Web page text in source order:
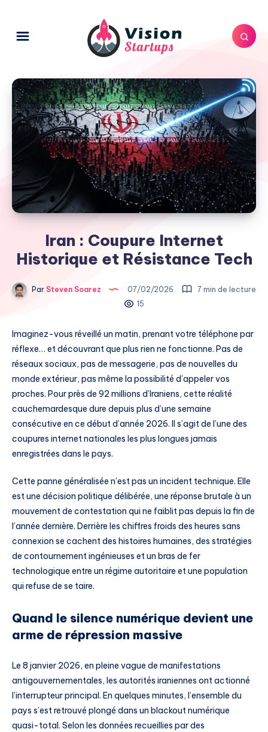
Iran : Coupure Internet
Historique et Résistance Tech
Par Steven Soarez 07/02/2026
7 min de lecture
15
Imaginez-vous réveillé un matin, prenant votre téléphone par
réflexe… et découvrant que plus rien ne fonctionne. Pas de
réseaux sociaux, pas de messagerie, pas de nouvelles du
monde extérieur, pas même la possibilité d’appeler vos
proches. Pour près de 92 millions d’Iraniens, cette réalité
cauchemardesque dure depuis plus d’une semaine
consécutive en ce début d’année 2026. Il s’agit de l’une des
coupures internet nationales les plus longues jamais
enregistrées dans le pays.
Cette panne généralisée n’est pas un incident technique. Elle
est une décision politique délibérée, une réponse brutale à un
mouvement de contestation qui ne faiblit pas depuis la fin de
l’année dernière. Derrière les chiffres froids des heures sans
connexion se cachent des histoires humaines, des stratégies
de contournement ingénieuses et un bras de fer
technologique entre un régime autoritaire et une population
qui refuse de se taire.
Quand le silence numérique devient une
arme de répression massive
Le 8 janvier 2026, en pleine vague de manifestations
antigouvernementales, les autorités iraniennes ont actionné
l’interrupteur principal. En quelques minutes, l’ensemble du
pays s’est retrouvé plongé dans un blackout numérique
quasi-total. Selon les données recueillies par des